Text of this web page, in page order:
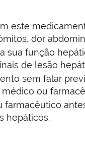
este
dor
sua função
de lesão
sem falar
ou
farmacêutico
hepáticos.